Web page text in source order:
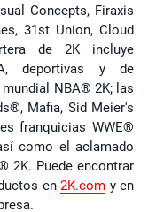
Concepts, Firaxis
31st Union, Cloud
de 2K incluye
deportivas y de
NBA® 2K; las
Mafia, Sid Meier's
franquicias WWE®
como el aclamado
2K. Puede encontrar
en2K.com y en